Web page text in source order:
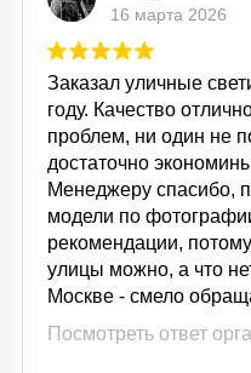
16 марта 2026
Заказал уличные
году. Качество
проблем, ни один не
достаточно
Менеджеру спасибо,
модели по
рекомендации,
улицы можно, а что
Москве - смело
Посмотреть ответ